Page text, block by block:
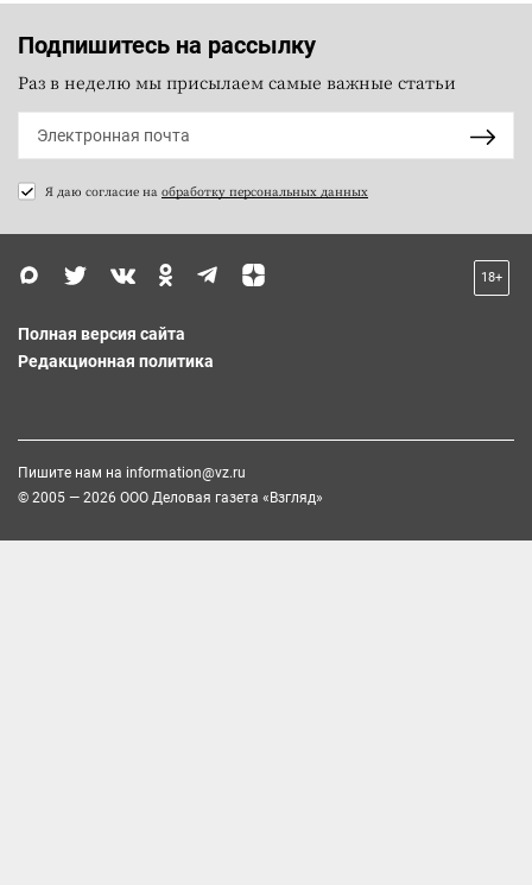
Подпишитесь на рассылку
Раз в неделю мы присылаем самые важные статьи
Я даю согласие на обработку персональных данных
18+
Полная версия сайта
Редакционная политика
Пишите нам на information@vz.ru
© 2005 — 2026 ООО Деловая газета «Взгляд»